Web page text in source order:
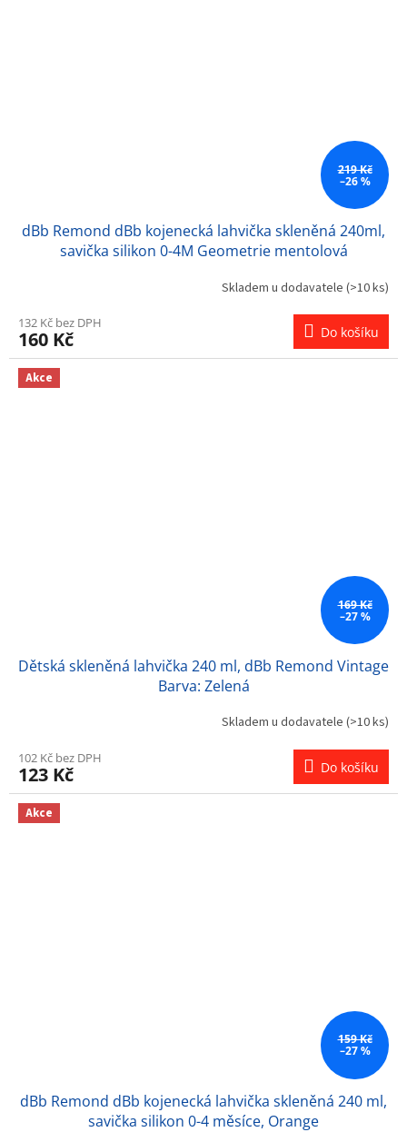
219 Kč
–26 %
dBb Remond dBb kojenecká lahvička skleněná 240ml,
savička silikon 0-4M Geometrie mentolová
Skladem u dodavatele (>10 ks)
132 Kč bez DPH
160 Kč Do košíku
Akce
169 Kč
–27 %
Dětská skleněná lahvička 240 ml, dBb Remond Vintage
Barva: Zelená
Skladem u dodavatele (>10 ks)
102 Kč bez DPH
123 Kč Do košíku
Akce
159 Kč
–27 %
dBb Remond dBb kojenecká lahvička skleněná 240 ml,
savička silikon 0-4 měsíce, Orange